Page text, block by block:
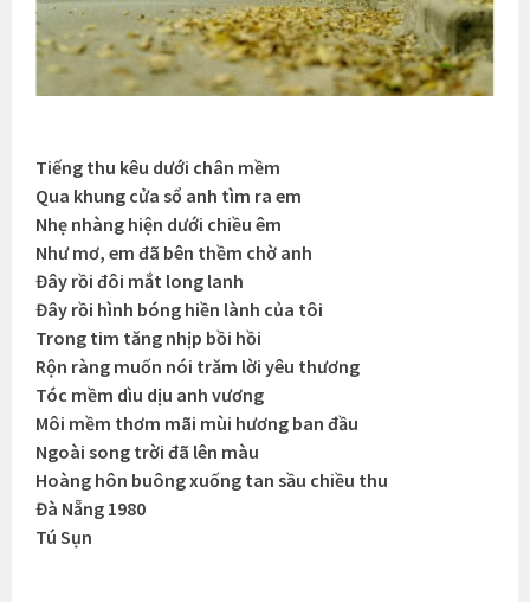
Tiếng thu kêu dưới chân mềm
Qua khung cửa sổ anh tìm ra em
Nhẹ nhàng hiện dưới chiều êm
Như mơ, em đã bên thềm chờ anh
Đây rồi đôi mắt long lanh
Đây rồi hình bóng hiền lành của tôi
Trong tim tăng nhịp bồi hồi
Rộn ràng muốn nói trăm lời yêu thương
Tóc mềm dìu dịu anh vương
Môi mềm thơm mãi mùi hương ban đầu
Ngoài song trời đã lên màu
Hoàng hôn buông xuống tan sầu chiều thu
Đà Nẵng 1980
Tú Sụn